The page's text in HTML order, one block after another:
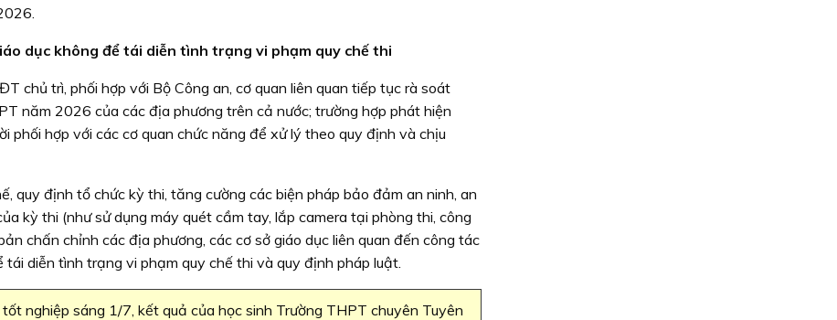
dục không để tái diễn tình trạng vi phạm quy chế thi
chủ trì, phối hợp với Bộ Công an, cơ quan liên quan tiếp tục rà soát
năm 2026 của các địa phương trên cả nước; trường hợp phát hiện
hợp với các cơ quan chức năng để xử lý theo quy định và chịu
quy định tổ chức kỳ thi, tăng cường các biện pháp bảo đảm an ninh, an
kỳ thi (như sử dụng máy quét cầm tay, lắp camera tại phòng thi, công
chấn chỉnh các địa phương, các cơ sở giáo dục liên quan đến công tác
diễn tình trạng vi phạm quy chế thi và quy định pháp luật.
nghiệp sáng 1/7, kết quả của học sinh Trường THPT chuyên Tuyên